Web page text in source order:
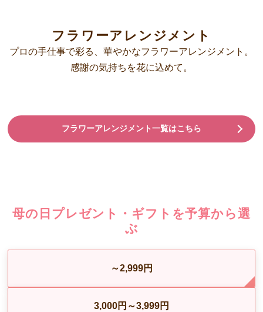
フラワーアレンジメント
プロの手仕事で彩る、華やかなフラワーアレンジメント。
感謝の気持ちを花に込めて。
フラワーアレンジメント一覧はこちら
母の日プレゼント・ギフトを予算から選
ぶ
～2,999円
3,000円～3,999円